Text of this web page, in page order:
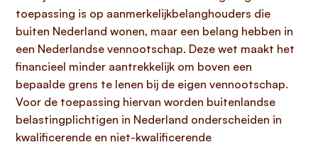
toepassing is op aanmerkelijkbelanghouders die
buiten Nederland wonen, maar een belang hebben in
een Nederlandse vennootschap. Deze wet maakt het
financieel minder aantrekkelijk om boven een
bepaalde grens te lenen bij de eigen vennootschap.
Voor de toepassing hiervan worden buitenlandse
belastingplichtigen in Nederland onderscheiden in
kwalificerende en niet-kwalificerende